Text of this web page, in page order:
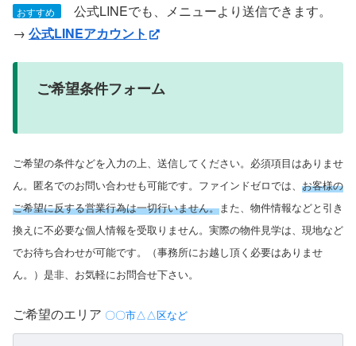
おすすめ
公式LINEでも、メニューより送信できます。
→ 公式LINEアカウント
ご希望条件フォーム
ご希望の条件などを入力の上、送信してください。必須項目はありませ
ん。匿名でのお問い合わせも可能です。ファインドゼロでは、 お客様の
ご希望に反する営業行為は一切行いません。また、物件情報などと引き
換えに不必要な個人情報を受取りません。実際の物件見学は、現地など
でお待ち合わせが可能です。（事務所にお越し頂く必要はありませ
ん。）是非、お気軽にお問合せ下さい。
ご希望のエリア 〇〇市△△区など